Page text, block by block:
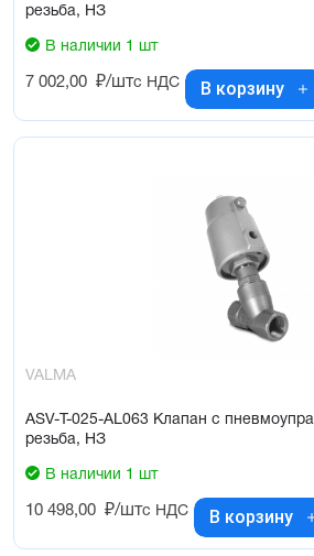
резьба, НЗ
В наличии 1 шт
7 002,00 ₽/штс НДС В корзину
VALMA
ASV-T-025-AL063 Клапан с
резьба, НЗ
В наличии 1 шт
10 498,00 ₽/штс НДС В корзину